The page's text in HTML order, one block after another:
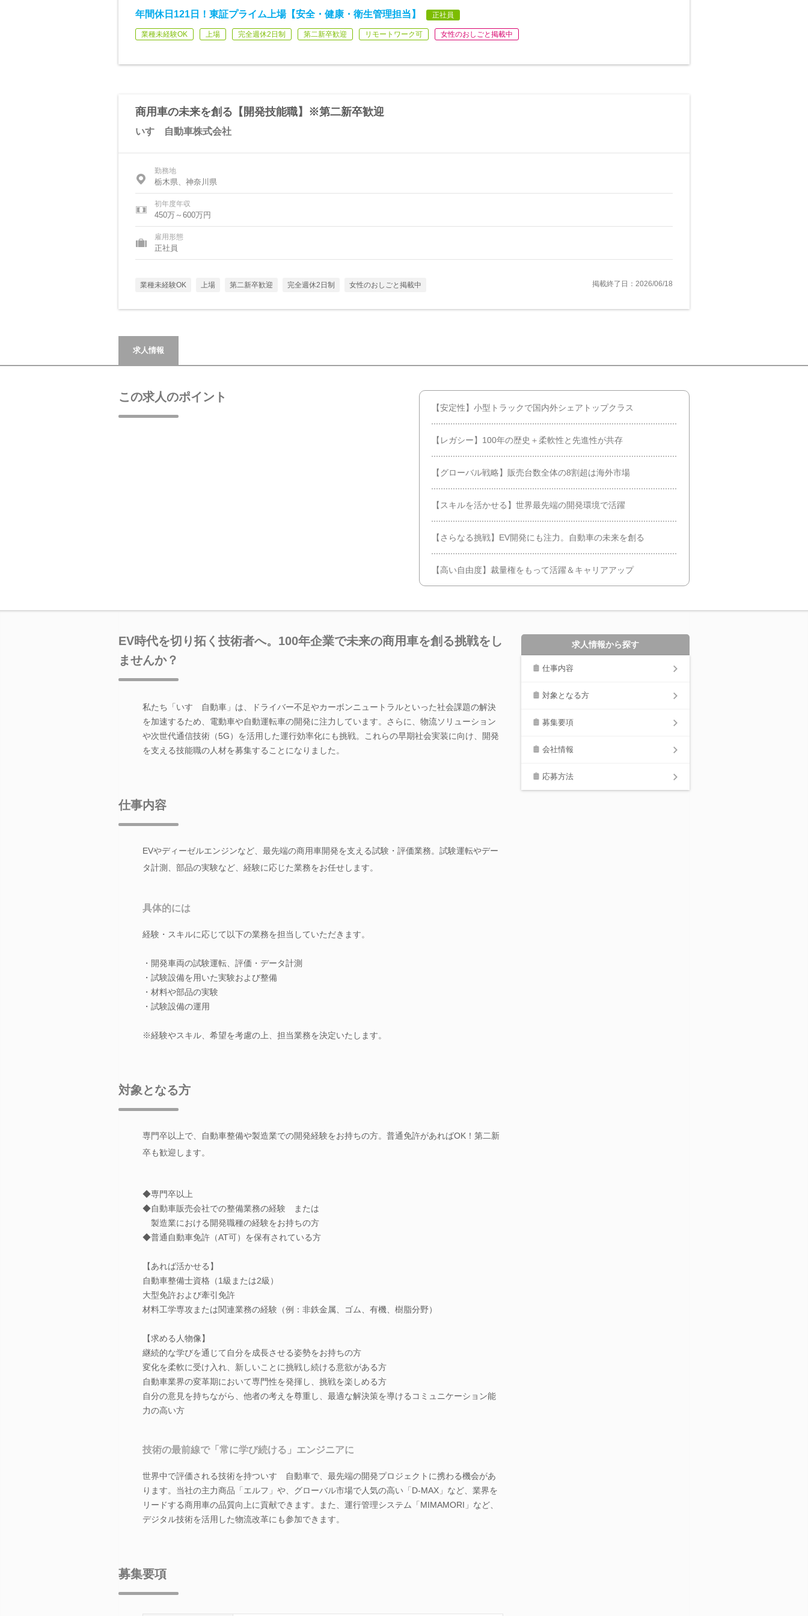
年間休日121日！東証プライム上場【安全・健康・衛生管理担当】 正社員
業種未経験OK 上場 完全週休2日制 第二新卒歓迎 リモートワーク可 女性のおしごと掲載中
商用車の未来を創る【開発技能職】※第二新卒歓迎
いすゞ自動車株式会社
勤務地
栃木県、神奈川県
初年度年収
450万～600万円
雇用形態
正社員
業種未経験OK 上場 第二新卒歓迎 完全週休2日制 女性のおしごと掲載中 掲載終了日：2026/06/18
求人情報
この求人のポイント
【安定性】小型トラックで国内外シェアトップクラス
【レガシー】100年の歴史＋柔軟性と先進性が共存
【グローバル戦略】販売台数全体の8割超は海外市場
【スキルを活かせる】世界最先端の開発環境で活躍
【さらなる挑戦】EV開発にも注力。自動車の未来を創る
【高い自由度】裁量権をもって活躍＆キャリアアップ
EV時代を切り拓く技術者へ。100年企業で未来の商用車を創る挑戦をし
ませんか？
私たち「いすゞ自動車」は、ドライバー不足やカーボンニュートラルといった社会課題の解決
を加速するため、電動車や自動運転車の開発に注力しています。さらに、物流ソリューション
や次世代通信技術（5G）を活用した運行効率化にも挑戦。これらの早期社会実装に向け、開発
を支える技能職の人材を募集することになりました。
仕事内容
EVやディーゼルエンジンなど、最先端の商用車開発を支える試験・評価業務。試験運転やデー
タ計測、部品の実験など、経験に応じた業務をお任せします。
具体的には
経験・スキルに応じて以下の業務を担当していただきます。
・開発車両の試験運転、評価・データ計測
・試験設備を用いた実験および整備
・材料や部品の実験
・試験設備の運用
※経験やスキル、希望を考慮の上、担当業務を決定いたします。
対象となる方
専門卒以上で、自動車整備や製造業での開発経験をお持ちの方。普通免許があればOK！第二新
卒も歓迎します。
◆専門卒以上
◆自動車販売会社での整備業務の経験 または
製造業における開発職種の経験をお持ちの方
◆普通自動車免許（AT可）を保有されている方
【あれば活かせる】
自動車整備士資格（1級または2級）
大型免許および牽引免許
材料工学専攻または関連業務の経験（例：非鉄金属、ゴム、有機、樹脂分野）
【求める人物像】
継続的な学びを通じて自分を成長させる姿勢をお持ちの方
変化を柔軟に受け入れ、新しいことに挑戦し続ける意欲がある方
自動車業界の変革期において専門性を発揮し、挑戦を楽しめる方
自分の意見を持ちながら、他者の考えを尊重し、最適な解決策を導けるコミュニケーション能
力の高い方
技術の最前線で「常に学び続ける」エンジニアに
世界中で評価される技術を持ついすゞ自動車で、最先端の開発プロジェクトに携わる機会があ
ります。当社の主力商品「エルフ」や、グローバル市場で人気の高い「D-MAX」など、業界を
リードする商用車の品質向上に貢献できます。また、運行管理システム「MIMAMORI」など、
デジタル技術を活用した物流改革にも参加できます。
募集要項
求人情報から探す
仕事内容
対象となる方
募集要項
会社情報
応募方法